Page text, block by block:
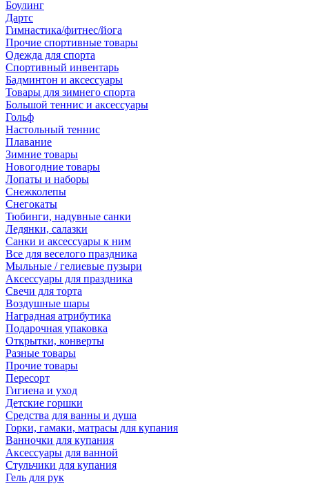
Боулинг
Дартс
Гимнастика/фитнес/йога
Прочие спортивные товары
Одежда для спорта
Спортивный инвентарь
Бадминтон и аксессуары
Товары для зимнего спорта
Большой теннис и аксессуары
Гольф
Настольный теннис
Плавание
Зимние товары
Новогодние товары
Лопаты и наборы
Снежколепы
Снегокаты
Тюбинги, надувные санки
Ледянки, салазки
Санки и аксессуары к ним
Все для веселого праздника
Мыльные / гелиевые пузыри
Аксессуары для праздника
Свечи для торта
Воздушные шары
Наградная атрибутика
Подарочная упаковка
Открытки, конверты
Разные товары
Прочие товары
Пересорт
Гигиена и уход
Детские горшки
Средства для ванны и душа
Горки, гамаки, матрасы для купания
Ванночки для купания
Аксессуары для ванной
Стульчики для купания
Гель для рук